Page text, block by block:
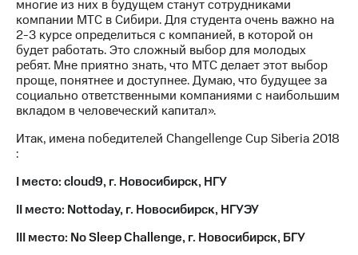
Контроль
и
аудит
Рынок
акций
Описание
Программа
приобретения
Порядок
акций
Дивиденды
Рынок
облигаций
многие из них в будущем станут сотрудниками
компании МТС в Сибири. Для студента очень важно на
2-3 курсе определиться с компанией, в которой он
будет работать. Это сложный выбор для молодых
ребят. Мне приятно знать, что МТС делает этот выбор
проще, понятнее и доступнее. Думаю, что будущее за
социально ответственными компаниями с наибольшим
вкладом в человеческий капитал».
Итак, имена победителей Changellenge Cup Siberia 2018
:
I место: cloud9, г. Новосибирск, НГУ
II место: Nottoday, г. Новосибирск, НГУЭУ
III место: No Sleep Challenge, г. Новосибирск, БГУ